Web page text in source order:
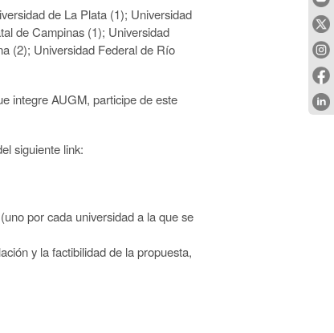
de La Plata (1); Universidad
deCampinas (1); Universidad
(2); Universidad Federal de Río
integre AUGM, participe de este
siguiente link:
por cada universidad a la que se
y la factibilidad de la propuesta,